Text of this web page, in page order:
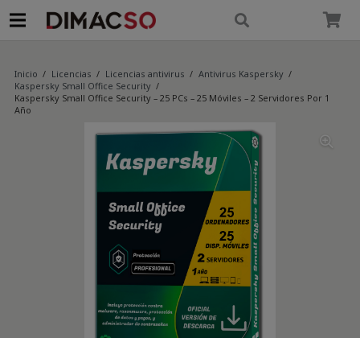
Inicio / Licencias / Licencias antivirus / Antivirus Kaspersky /
Kaspersky Small Office Security /
Kaspersky Small Office Security – 25 PCs – 25 Móviles – 2 Servidores Por 1
Año
modal-check